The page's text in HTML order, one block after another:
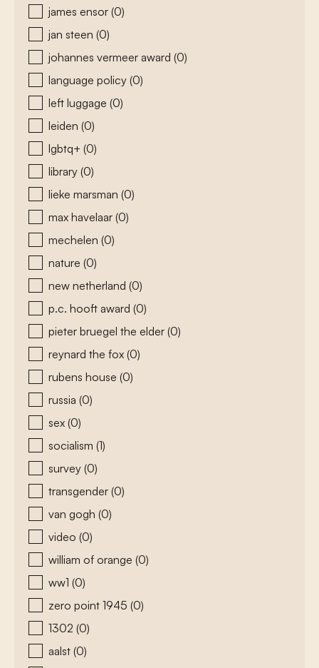
james ensor (0)
jan steen (0)
johannes vermeer award (0)
language policy (0)
left luggage (0)
leiden (0)
lgbtq+ (0)
library (0)
lieke marsman (0)
max havelaar (0)
mechelen (0)
nature (0)
new netherland (0)
p.c. hooft award (0)
pieter bruegel the elder (0)
reynard the fox (0)
rubens house (0)
russia (0)
sex (0)
socialism (1)
survey (0)
transgender (0)
van gogh (0)
video (0)
william of orange (0)
ww1 (0)
zero point 1945 (0)
1302 (0)
aalst (0)